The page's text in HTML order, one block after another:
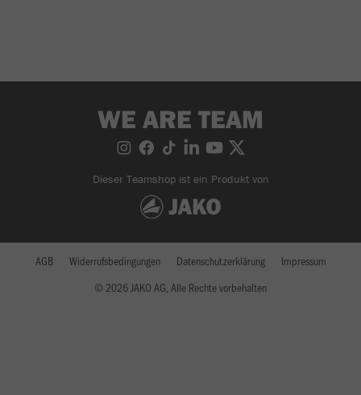
WE ARE TEAM
Dieser Teamshop ist ein Produkt von
© 2026 JAKO AG, Alle Rechte vorbehalten
AGB Widerrufsbedingungen Datenschutzerklärung Impressum